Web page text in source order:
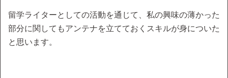
留学ライターとしての活動を通じて、私の興味の薄かった
部分に関してもアンテナを立てておくスキルが身についた
と思います。